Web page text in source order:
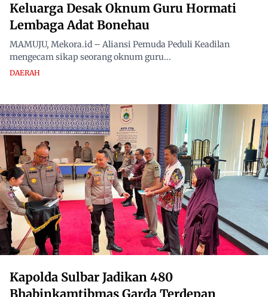
Keluarga Desak Oknum Guru Hormati
Lembaga Adat Bonehau
MAMUJU, Mekora.id – Aliansi Pemuda Peduli Keadilan
mengecam sikap seorang oknum guru...
DAERAH
Kapolda Sulbar Jadikan 480
Bhabinkamtibmas Garda Terdepan